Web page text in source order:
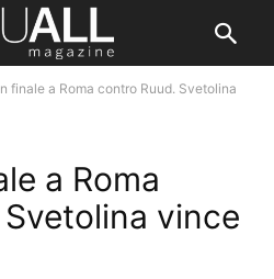
finale a Roma contro Ruud. Svetolina
a Roma
vince